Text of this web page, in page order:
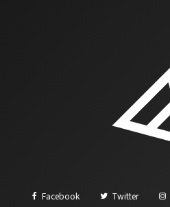
Facebook Twitter